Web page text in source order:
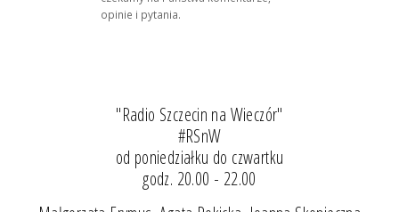
opinie i pytania.
"Radio Szczecin na Wieczór"
#RSnW
od poniedziałku do czwartku
godz. 20.00 - 22.00